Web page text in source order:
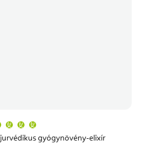
gyógynövény-elixír
átlagos
értékelése